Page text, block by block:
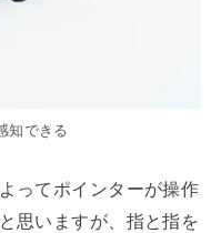
知できる
ってポインターが操作
思いますが、指と指を